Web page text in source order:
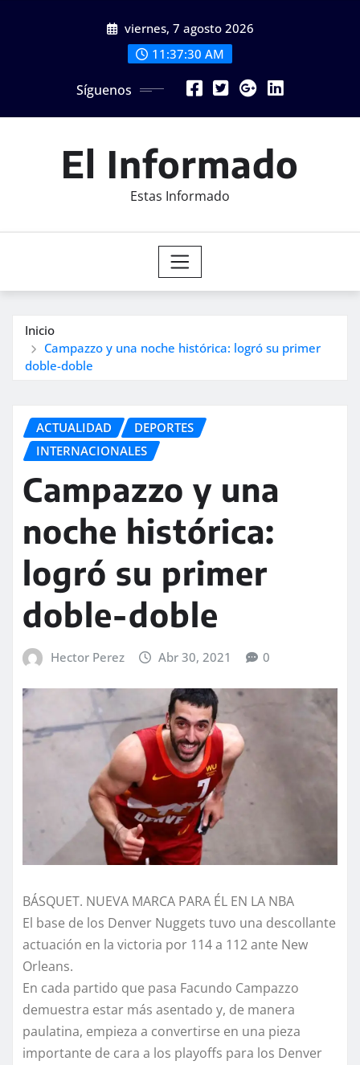
viernes, 7 agosto 2026
11:37:32 AM
Síguenos
El Informado
Estas Informado
Inicio
Campazzo y una noche histórica: logró su primer
doble-doble
ACTUALIDAD
DEPORTES
INTERNACIONALES
Campazzo y una
noche histórica:
logró su primer
doble-doble
Hector Perez Abr 30, 2021 0
BÁSQUET. NUEVA MARCA PARA ÉL EN LA NBA
El base de los Denver Nuggets tuvo una descollante
actuación en la victoria por 114 a 112 ante New
Orleans.
En cada partido que pasa Facundo Campazzo
demuestra estar más asentado y, de manera
paulatina, empieza a convertirse en una pieza
importante de cara a los playoffs para los Denver